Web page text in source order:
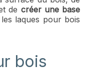
de créer une base
laques pour bois
bois